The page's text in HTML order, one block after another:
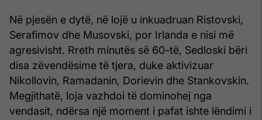
Në pjesën e dytë, në lojë u inkuadruan Ristovski,
Serafimov dhe Musovski, por Irlanda e nisi më
agresivisht. Rreth minutës së 60-të, Sedloski bëri
disa zëvendësime të tjera, duke aktivizuar
Nikollovin, Ramadanin, Dorievin dhe Stankovskin.
Megjithatë, loja vazhdoi të dominohej nga
vendasit, ndërsa një moment i pafat ishte lëndimi i